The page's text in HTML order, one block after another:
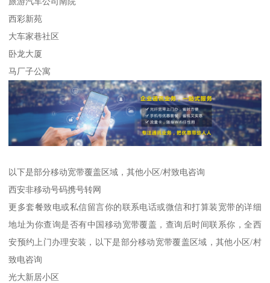
西彩新苑
大车家巷社区
卧龙大厦
马厂子公寓
以下是部分移动宽带覆盖区域，其他小区/村致电咨询
西安非移动号码携号转网
更多套餐致电或私信留言你的联系电话或微信和打算装宽带的详细
地址为你查询是否有中国移动宽带覆盖，查询后时间联系你，全西
安预约上门办理安装，以下是部分移动宽带覆盖区域，其他小区/村
致电咨询
光大新居小区